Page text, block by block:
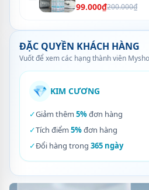
99.000₫200.000₫
ĐẶC QUYỀN KHÁCH HÀNG
Vuốt để xem các hạng thành viên
💎 KIM CƯƠNG
✓Giảm thêm 5%đơn hàng
✓Tích điểm 5%đơn hàng
✓Đổi hàng trong 365 ngày